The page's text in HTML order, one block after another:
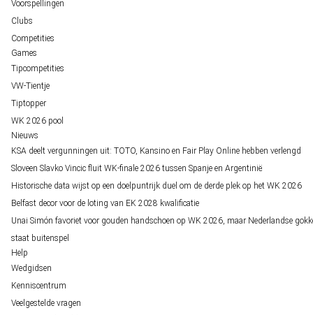
Voorspellingen
Clubs
Competities
Games
Tipcompetities
VW-Tientje
Tiptopper
WK 2026 pool
Nieuws
KSA deelt vergunningen uit: TOTO, Kansino en Fair Play Online hebben verlengd
Sloveen Slavko Vincic fluit WK-finale 2026 tussen Spanje en Argentinië
Historische data wijst op een doelpuntrijk duel om de derde plek op het WK 2026
Belfast decor voor de loting van EK 2028 kwalificatie
Unai Simón favoriet voor gouden handschoen op WK 2026, maar Nederlandse
staat buitenspel
Help
Wedgidsen
Kenniscentrum
Veelgestelde vragen